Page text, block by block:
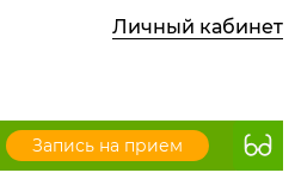
Личный кабинет
Запись на прием